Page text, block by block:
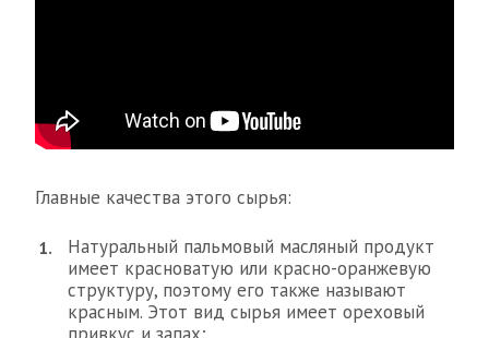
Главные качества этого сырья:
Натуральный пальмовый масляный продукт
имеет красноватую или красно-оранжевую
структуру, поэтому его также называют
красным. Этот вид сырья имеет ореховый